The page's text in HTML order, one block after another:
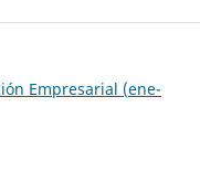
Empresarial (ene-